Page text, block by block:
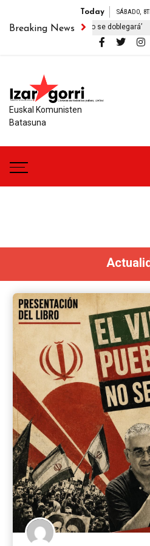
Today SÁBADO,
Breaking News
iraní no se doblegará’
Euskal Komunisten
Batasuna